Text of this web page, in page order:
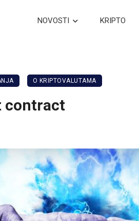
NOVOSTI KRIPTO
O KRIPTOVALUTAMA
contract